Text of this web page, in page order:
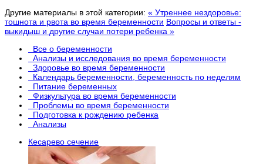
Другие материалы в этой категории: « Утреннее нездоровье:
тошнота и рвота во время беременности Вопросы и ответы -
выкидыш и другие случаи потери ребенка »
Все о беременности
Анализы и исследования во время беременности
Здоровье во время беременности
Календарь беременности, беременность по неделям
Питание беременных
Физкультура во время беременности
Проблемы во время беременности
Подготовка к рождению ребенка
Анализы
Кесарево сечение